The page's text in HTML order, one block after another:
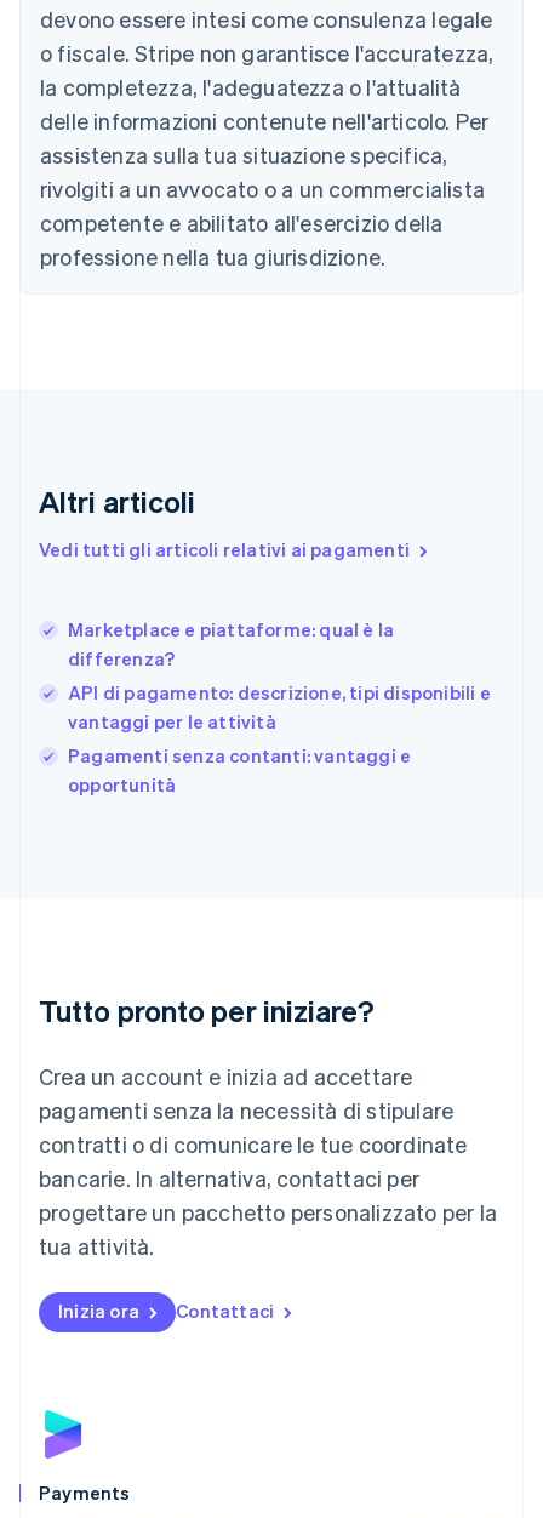
devono essere intesi come consulenza legale
o fiscale. Stripe non garantisce l'accuratezza,
la completezza, l'adeguatezza o l'attualità
delle informazioni contenute nell'articolo. Per
assistenza sulla tua situazione specifica,
rivolgiti a un avvocato o a un commercialista
competente e abilitato all'esercizio della
professione nella tua giurisdizione.
Altri articoli
Vedi tutti gli articoli relativi ai pagamenti
Marketplace e piattaforme: qual è la
differenza?
API di pagamento: descrizione, tipi disponibili e
vantaggi per le attività
Pagamenti senza contanti: vantaggi e
opportunità
Tutto pronto per iniziare?
Crea un account e inizia ad accettare
pagamenti senza la necessità di stipulare
contratti o di comunicare le tue coordinate
bancarie. In alternativa, contattaci per
progettare un pacchetto personalizzato per la
tua attività.
Inizia ora Contattaci
Payments
NederlandsFrançaisDeutschEnglish
PortuguêsEnglish
Bulgaria
English
Canada
English Français
Cina continentale
Cipro
English
EnglishSvenska
FrançaisEnglish
Giappone
日本語English
English
Grecia
English
India
English
Lituania
Lussemburgo
Deutsch English
Malaysia
English 简体中文
Malta
Messico
EspañolEnglish
English
Nuova Zelanda
Polonia
English
Português